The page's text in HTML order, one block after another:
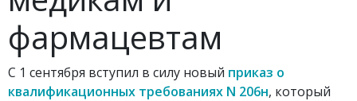
фармацевтам
С 1 сентября вступил в силу новый приказ о
квалификационных требованиях N 206н, который